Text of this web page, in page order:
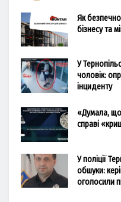
Як
бізнесу та
У
чоловік:
інциденту
«Думала,
справі
У поліції
обшуки:
оголосили